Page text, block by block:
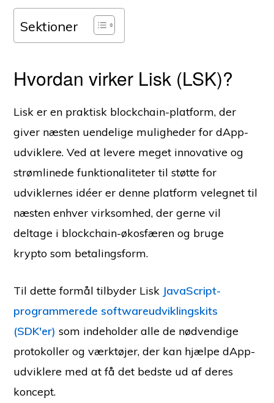
Sektioner
Hvordan virker Lisk (LSK)?
Lisk er en praktisk blockchain-platform, der
giver næsten uendelige muligheder for dApp-
udviklere. Ved at levere meget innovative og
strømlinede funktionaliteter til støtte for
udviklernes idéer er denne platform velegnet til
næsten enhver virksomhed, der gerne vil
deltage i blockchain-økosfæren og bruge
krypto som betalingsform.
Til dette formål tilbyder Lisk JavaScript-
programmerede softwareudviklingskits
(SDK'er) som indeholder alle de nødvendige
protokoller og værktøjer, der kan hjælpe dApp-
udviklere med at få det bedste ud af deres
koncept.